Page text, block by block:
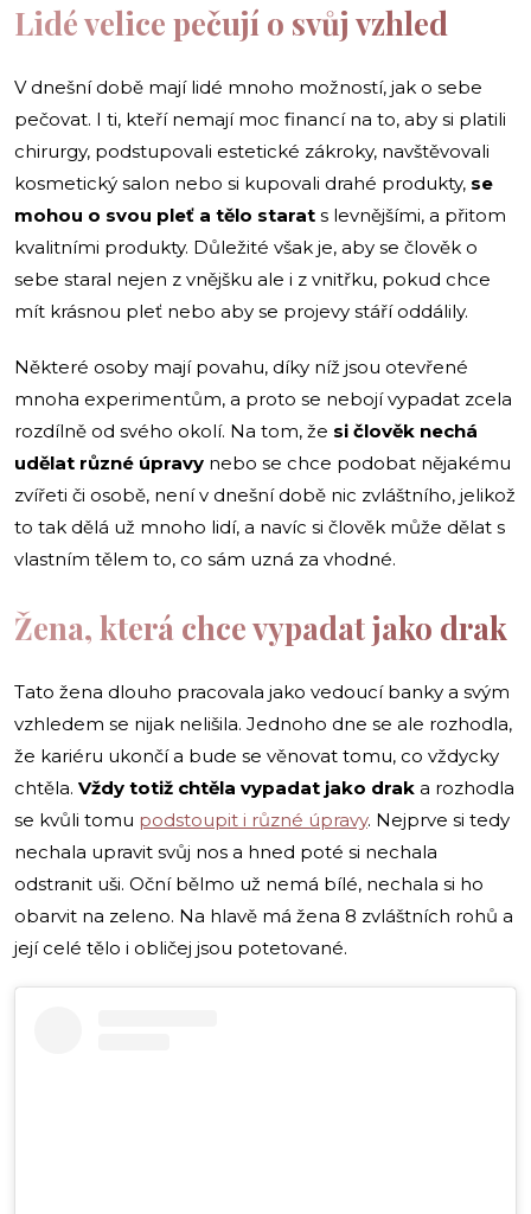
Lidé velice pečují o svůj vzhled
V dnešní době mají lidé mnoho možností, jak o sebe
pečovat. I ti, kteří nemají moc financí na to, aby si platili
chirurgy, podstupovali estetické zákroky, navštěvovali
kosmetický salon nebo si kupovali drahé produkty, se
mohou o svou pleť a tělo starat s levnějšími, a přitom
kvalitními produkty. Důležité však je, aby se člověk o
sebe staral nejen z vnějšku ale i z vnitřku, pokud chce
mít krásnou pleť nebo aby se projevy stáří oddálily.
Některé osoby mají povahu, díky níž jsou otevřené
mnoha experimentům, a proto se nebojí vypadat zcela
rozdílně od svého okolí. Na tom, že si člověk nechá
udělat různé úpravy nebo se chce podobat nějakému
zvířeti či osobě, není v dnešní době nic zvláštního, jelikož
to tak dělá už mnoho lidí, a navíc si člověk může dělat s
vlastním tělem to, co sám uzná za vhodné.
Žena, která chce vypadat jako drak
Tato žena dlouho pracovala jako vedoucí banky a svým
vzhledem se nijak nelišila. Jednoho dne se ale rozhodla,
že kariéru ukončí a bude se věnovat tomu, co vždycky
chtěla. Vždy totiž chtěla vypadat jako drak a rozhodla
se kvůli tomu podstoupit i různé úpravy. Nejprve si tedy
nechala upravit svůj nos a hned poté si nechala
odstranit uši. Oční bělmo už nemá bílé, nechala si ho
obarvit na zeleno. Na hlavě má žena 8 zvláštních rohů a
její celé tělo i obličej jsou potetované.